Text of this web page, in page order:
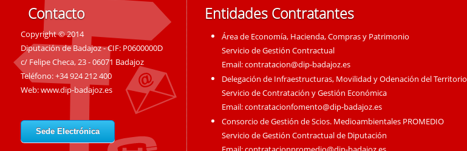
Contacto
Copyright © 2014
Diputación de Badajoz - CIF: P0600000D
c/ Felipe Checa, 23 - 06071 Badajoz
Teléfono: +34 924 212 400
Web:www.dip-badajoz.es
Sede Electrónica
Entidades Contratantes
Área de Economía, Hacienda, Compras y Patrimonio
Servicio de Gestión Contractual
Email:contratacion@dip-badajoz.es
Delegación de Infraestructuras, Movilidad y Odenación del Territorio
Servicio de Contratación y Gestión Económica
Email:contratacionfomento@dip-badajoz.es
Consorcio de Gestión de Scios. Medioambientales PROMEDIO
Servicio de Gestión Contractual de Diputación